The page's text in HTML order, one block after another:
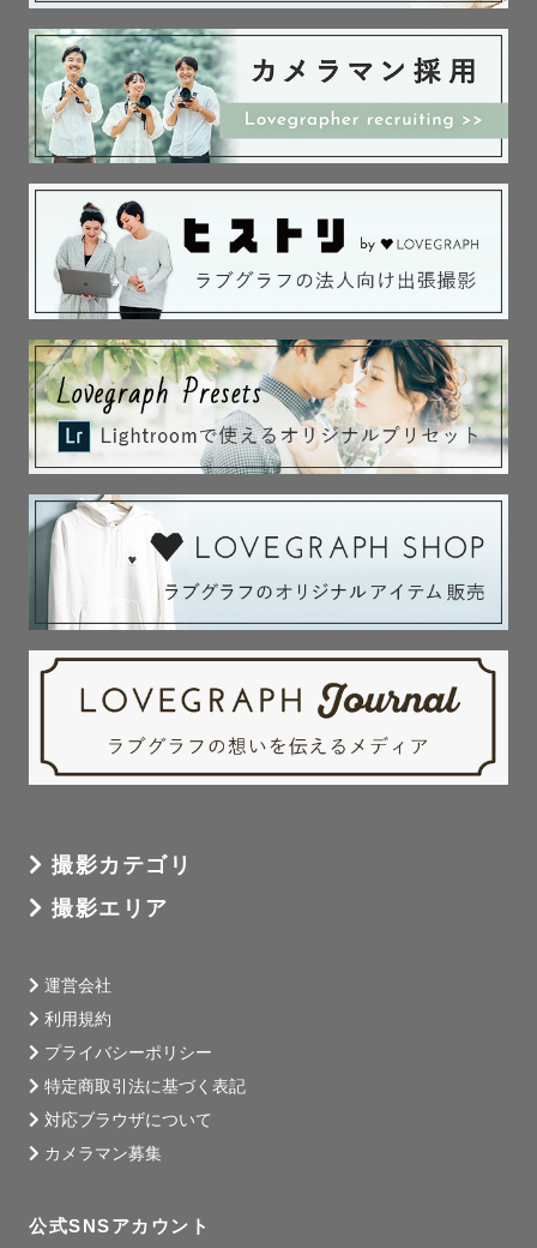
撮影カテゴリ
撮影エリア
運営会社
利用規約
プライバシーポリシー
特定商取引法に基づく表記
対応ブラウザについて
カメラマン募集
公式SNSアカウント